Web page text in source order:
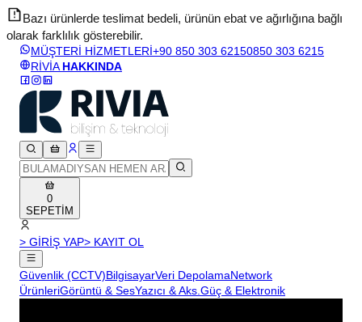
Bazı ürünlerde teslimat bedeli, ürünün ebat ve ağırlığına bağlı
olarak farklılık gösterebilir.
MÜŞTERİ HİZMETLERİ+90 850 303 62150850 303 6215
RİVİA HAKKINDA
0
SEPETİM
> GİRİŞ YAP> KAYIT OL
Güvenlik (CCTV)BilgisayarVeri DepolamaNetwork
ÜrünleriGörüntü & SesYazıcı & Aks.Güç & Elektronik